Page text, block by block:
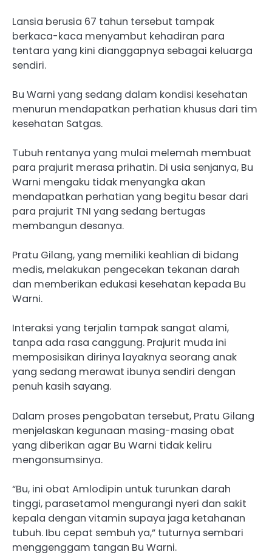
Lansia berusia 67 tahun tersebut tampak
berkaca-kaca menyambut kehadiran para
tentara yang kini dianggapnya sebagai keluarga
sendiri.
Bu Warni yang sedang dalam kondisi kesehatan
menurun mendapatkan perhatian khusus dari tim
kesehatan Satgas.
Tubuh rentanya yang mulai melemah membuat
para prajurit merasa prihatin. Di usia senjanya, Bu
Warni mengaku tidak menyangka akan
mendapatkan perhatian yang begitu besar dari
para prajurit TNI yang sedang bertugas
membangun desanya.
Pratu Gilang, yang memiliki keahlian di bidang
medis, melakukan pengecekan tekanan darah
dan memberikan edukasi kesehatan kepada Bu
Warni.
Interaksi yang terjalin tampak sangat alami,
tanpa ada rasa canggung. Prajurit muda ini
memposisikan dirinya layaknya seorang anak
yang sedang merawat ibunya sendiri dengan
penuh kasih sayang.
Dalam proses pengobatan tersebut, Pratu Gilang
menjelaskan kegunaan masing-masing obat
yang diberikan agar Bu Warni tidak keliru
mengonsumsinya.
“Bu, ini obat Amlodipin untuk turunkan darah
tinggi, parasetamol mengurangi nyeri dan sakit
kepala dengan vitamin supaya jaga ketahanan
tubuh. Ibu cepat sembuh ya,” tuturnya sembari
menggenggam tangan Bu Warni.